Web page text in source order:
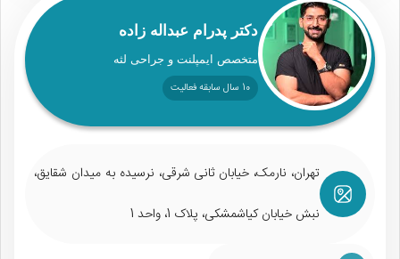
دکتر پدرام عبداله زاده
متخصص ایمپلنت و جراحی لثه
10 سال سابقه فعالیت
تهران، نارمک، خیابان ثانی شرقی، نرسیده به میدان شقایق،
نبش خیابان کیاشمشکی، پلاک 1، واحد 1